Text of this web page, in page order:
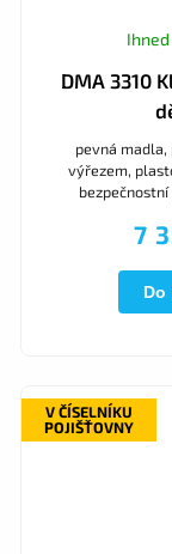
DMA 3310
7
pevná
výřezem,
V ČÍSELNÍKU
POJIŠŤOVNY